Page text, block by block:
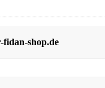
fidan-shop.de